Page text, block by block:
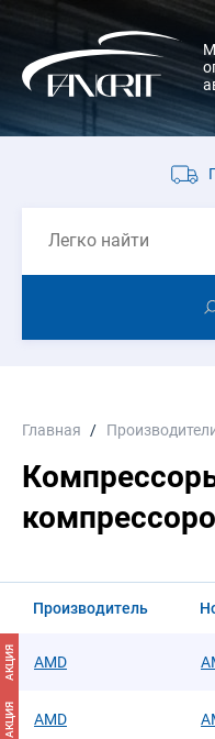
Главная
Производитель
АКЦИЯ AMD
АКЦИЯ AMD